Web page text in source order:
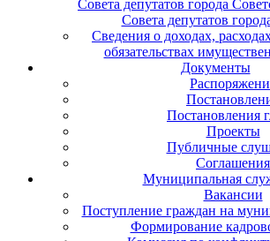
Совета депутатов города
Совета депутатов
Сведения о доходах,
обязательствах
Документы
Постановления
Проекты
Публичные
Соглашения
Муниципальная
Вакансии
Поступление граждан на
Формирование